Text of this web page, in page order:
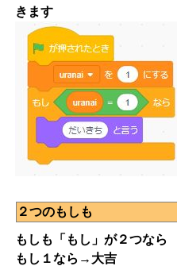
きます
２つのもしも
もしも「もし」が２つなら
もし１なら→大吉